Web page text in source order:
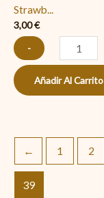
Strawb...
3,00€
-
Añadir Al Carrito
← 1 2
39